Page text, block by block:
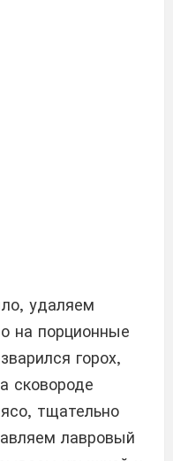
удаляем
на порционные
горох,
сковороде
тщательно
лавровый